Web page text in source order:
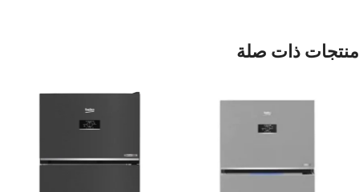
منتجات ذات صلة